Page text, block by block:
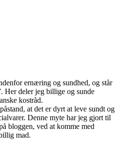
ernæring og sundhed, og står
Her deler jeg billige og sunde
kostråd.
at det er dyrt at leve sundt og
Denne myte har jeg gjort til
bloggen, ved at komme med
mad.